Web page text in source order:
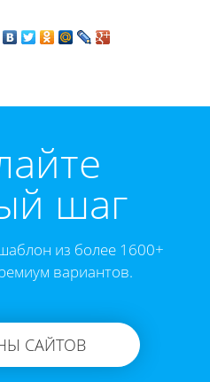
шаг
из более 1600+
вариантов.
САЙТОВ